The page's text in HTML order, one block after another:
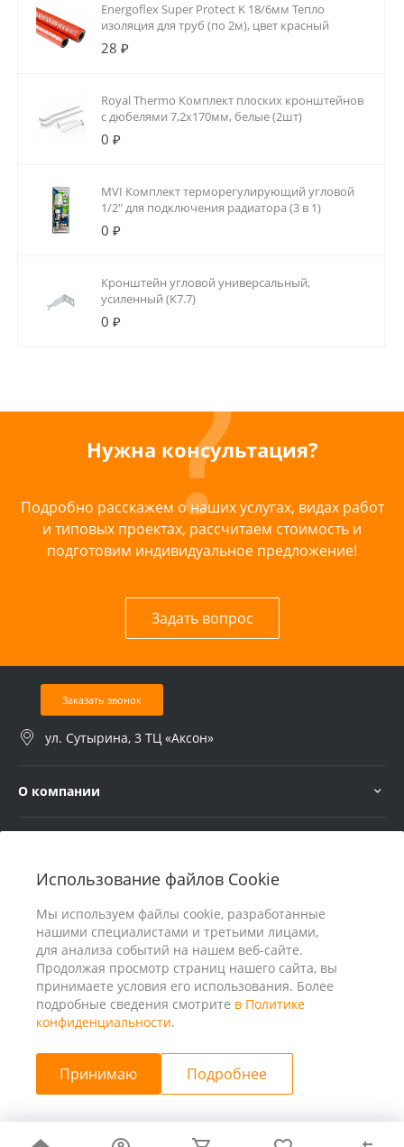
Использование файлов Cookie
Мы используем файлы cookie, разработанные
нашими специалистами и третьими лицами,
для анализа событий на нашем веб-сайте.
Продолжая просмотр страниц нашего сайта, вы
принимаете условия его использования. Более
подробные сведения смотрите в Политике
конфиденциальности.
Принимаю Подробнее
Energoflex Super Protect K 18/6мм Тепло
изоляция для труб (по 2м), цвет красный
28 ₽
Royal Thermo Комплект плоских кронштейнов
с дюбелями 7,2х170мм, белые (2шт)
0 ₽
MVI Комплект терморегулирующий угловой
1/2" для подключения радиатора (3 в 1)
0 ₽
Кронштейн угловой универсальный,
усиленный (К7.7)
0 ₽
Нужна консультация?
Подробно расскажем о наших услугах, видах работ
и типовых проектах, рассчитаем стоимость и
подготовим индивидуальное предложение!
Задать вопрос
Заказать звонок
ул. Сутырина, 3 ТЦ «Аксон»
О компании
© 2026 ООО «25 Киловатт» ИНН 4401188290, Все права